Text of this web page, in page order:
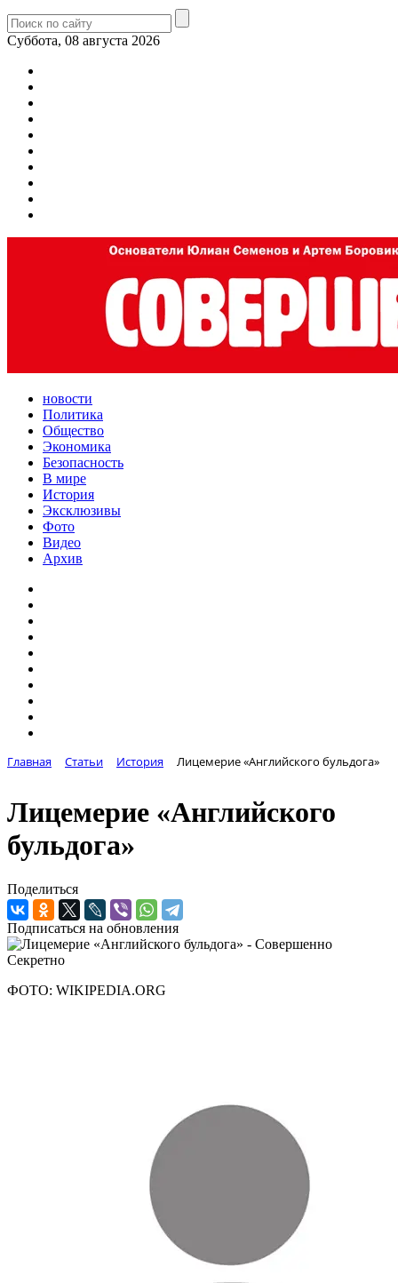
Суббота, 08 августа 2026
новости
Политика
Общество
Экономика
Безопасность
В мире
История
Эксклюзивы
Фото
Видео
Архив
Главная Статьи История Лицемерие «Английского бульдога»
Лицемерие «Английского
бульдога»
Поделиться
Подписаться на обновления
ФОТО: WIKIPEDIA.ORG